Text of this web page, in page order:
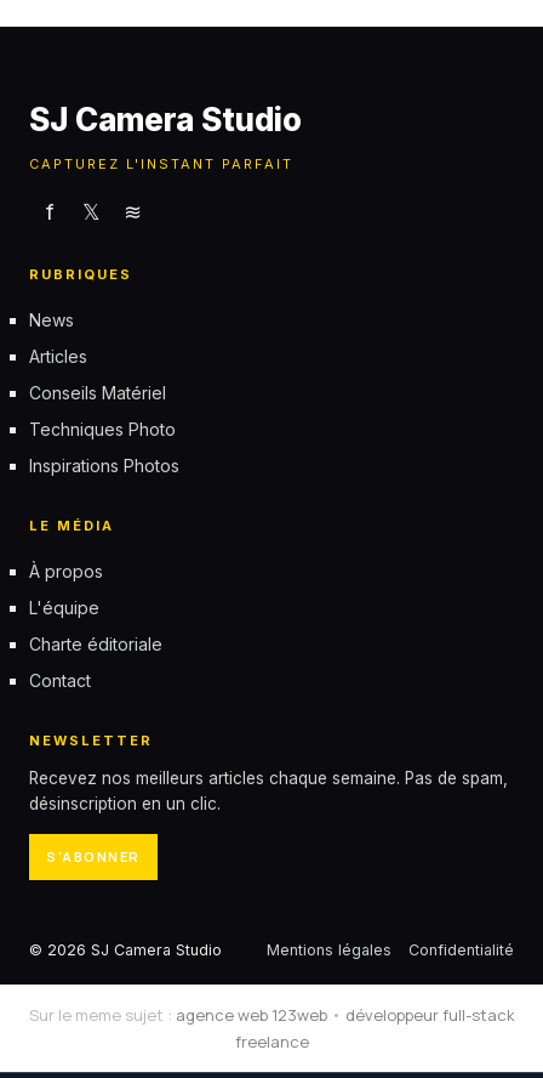
SJ Camera Studio
CAPTUREZ L'INSTANT PARFAIT
f 𝕏 ≋
RUBRIQUES
News
Articles
Conseils Matériel
Techniques Photo
Inspirations Photos
LE MÉDIA
À propos
L'équipe
Charte éditoriale
Contact
NEWSLETTER
Recevez nos meilleurs articles chaque semaine. Pas de spam,
désinscription en un clic.
S'ABONNER
© 2026 SJ Camera Studio Mentions légales Confidentialité
Sur le meme sujet : agence web 123web• développeur full-stack
freelance